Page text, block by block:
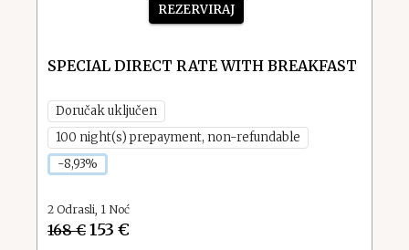
REZERVIRAJ
SPECIAL DIRECT RATE WITH BREAKFAST
Doručak uključen
100 night(s) prepayment, non-refundable
-8,93%
2 Odrasli 1 Noć
168 € 153 €